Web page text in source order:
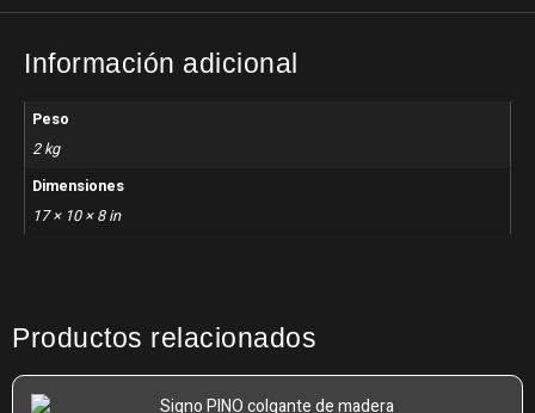
Información adicional
Peso
2 kg
Dimensiones
17 × 10 × 8 in
Productos relacionados